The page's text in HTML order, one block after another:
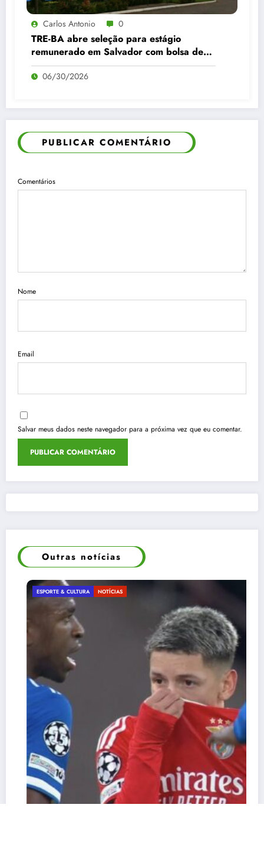
Carlos Antonio 0
TRE-BA abre seleção para estágio
remunerado em Salvador com bolsa de
R$ 1,1 mil; veja como participar
06/30/2026
PUBLICAR COMENTÁRIO
Comentários
Nome
Email
Salvar meus dados neste navegador para a próxima vez que eu comentar.
Outras notícias
ESPORTE & CULTURA NOTÍCIAS